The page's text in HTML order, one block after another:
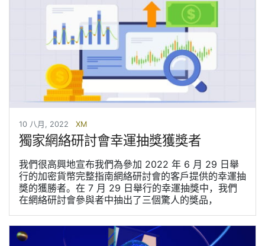
10 八月, 2022 XM
獨家網絡研討會幸運抽獎獲獎者
我們很高興地宣布我們為參加 2022 年 6 月 29 日舉
行的加密貨幣完整指南網絡研討會的客戶提供的幸運抽
獎的獲勝者。在 7 月 29 日舉行的幸運抽獎中，我們
在網絡研討會參與者中抽出了三個驚人的獎品，